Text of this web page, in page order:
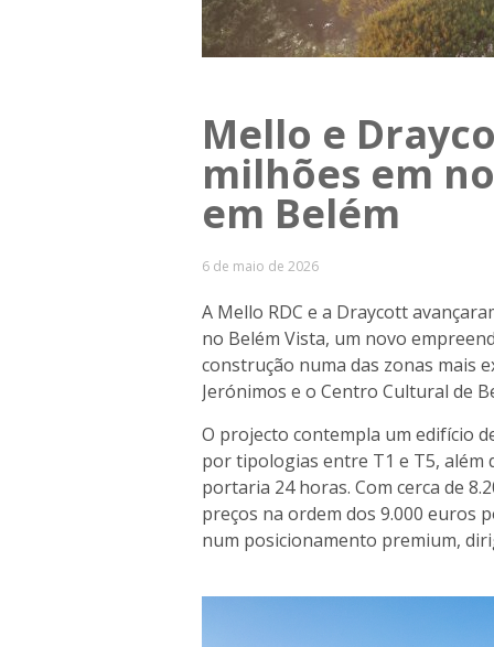
Mello e
milhões em
em Belém
6 de maio de 2026
A Mello RDC e a Draycott
no Belém Vista, um novo
construção numa das zonas mais
Jerónimos e o Centro Cultural de
O projecto contempla um edifício
por tipologias entre T1 e T5, além
portaria 24 horas. Com cerca de
preços na ordem dos 9.000 euros
num posicionamento premium,